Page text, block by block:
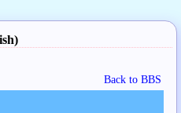
Back to BBS